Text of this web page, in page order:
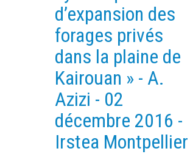
COMPLETED PROJECTS
UMR NETWORKS
REGULAR SEMINARS
TRAINING COURSES
MASTER
ENGINEERING
EDUCATION AND TRAINING
DOCTORAL TRAINING
d’expansion des
forages privés
dans la plaine de
Kairouan » - A.
Azizi - 02
décembre 2016 -
Irstea Montpellier